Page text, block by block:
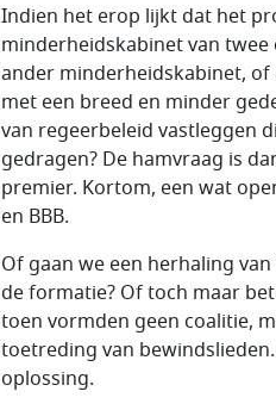
Indien het erop lijkt dat het
minderheidskabinet van
ander minderheidskabinet,
met een breed en minder
van regeerbeleid vastleggen
gedragen? De hamvraag is
premier. Kortom, een wat
en BBB.
Of gaan we een herhaling
de formatie? Of toch maar
toen vormden geen coalitie,
toetreding van
oplossing.